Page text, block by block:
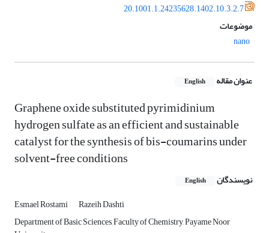
20.1001.1.24235628.1402.10.3.2.7
موضوعات
nano
عنوان مقاله English
Graphene oxide substituted pyrimidinium
hydrogen sulfate as an efficient and sustainable
catalyst for the synthesis of bis-coumarins under
solvent-free conditions
نویسندگان English
Esmael Rostami
Razeih Dashti
Department of Basic Sciences, Faculty of Chemistry, Payame Noor